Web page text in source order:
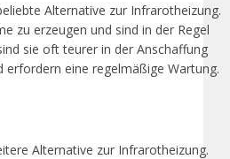
Alternative zur Infrarotheizung.
zu erzeugen und sind in der Regel
sie oft teurer in der Anschaffung
erfordern eine regelmäßige Wartung.
Alternative zur Infrarotheizung.